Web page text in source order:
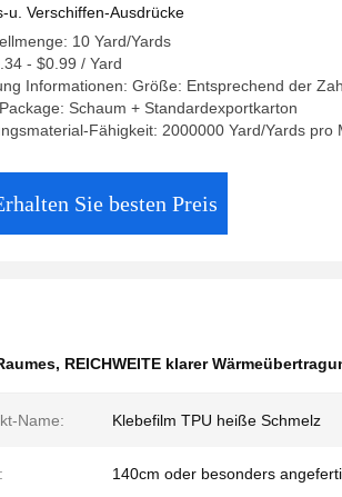
u. Verschiffen-Ausdrücke
10 Yard/Yards
- $0.99 / Yard
Informationen: Größe: Entsprechend der
Schaum + Standardexportkarton
Fähigkeit: 2000000 Yard/Yards pro
Sie besten Preis
, REICHWEITE klarer
Name: Klebefilm TPU heiße Schmelz
140cm oder besonders